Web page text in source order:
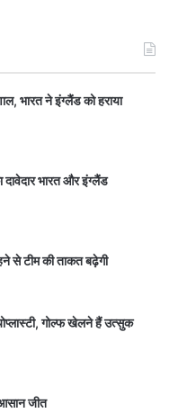
भारत ने इंग्लैंड को हराया
भारत और इंग्लैंड
से टीम की ताकत बढ़ेगी
गोल्फ खेलने हैं उत्सुक
जीत